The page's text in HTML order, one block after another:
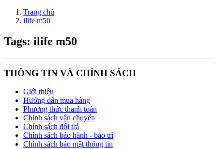
Trang chủ
ilife m50
Tags: ilife m50
THÔNG TIN VÀ CHÍNH SÁCH
Giới thiệu
Hướng dẫn mua hàng
Phương thức thanh toán
Chính sách vận chuyển
Chính sách đổi trả
Chính sách bảo hành - bảo trì
Chính sách bảo mật thông tin